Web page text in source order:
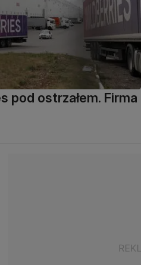
pod ostrzałem. Firma